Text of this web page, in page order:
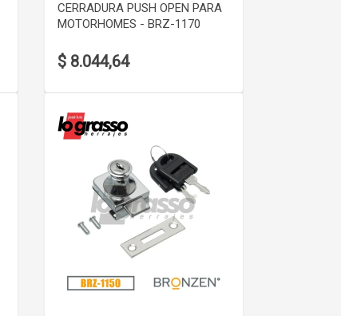
CERRADURA PUSH OPEN PARA
MOTORHOMES - BRZ-1170
$ 8.044,64